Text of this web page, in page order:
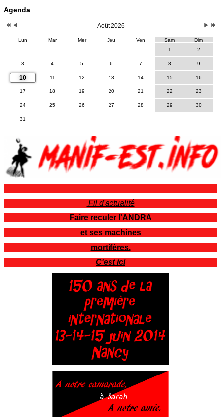
Agenda
Août 2026
Lun Mar Mer Jeu Ven Sam
Dim
1
2
3 4 5 6 7 8 9
10 11 12 13 14 15 16
17 18 19 20 21 22 23
24 25 26 27 28 29 30
31
Fil d'actualité
Faire reculer l'ANDRA
et ses machines
mortifères.
C'est ici